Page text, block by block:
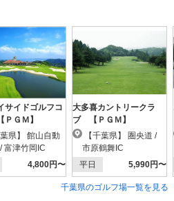
サイドゴルフコ
ＧＭ】
富津竹岡IC
4,800円〜
大多喜カントリークラ
ブ 【ＰＧＭ】
市原鶴舞IC
平日
5,990円〜
千葉県のゴルフ場一覧を見る